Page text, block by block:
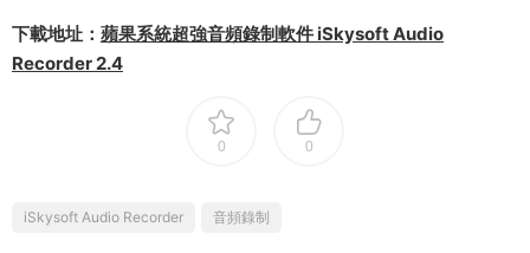
下載地址： 蘋果系統超強音頻錄制軟件 iSkysoft Audio
Recorder 2.4
0 0
iSkysoft Audio Recorder 音頻錄制